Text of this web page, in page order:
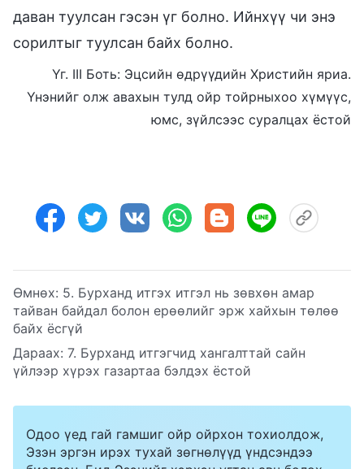
даван туулсан гэсэн үг болно. Ийнхүү чи энэ
сорилтыг туулсан байх болно.
Үг. III Боть: Эцсийн өдрүүдийн Христийн яриа.
Үнэнийг олж авахын тулд ойр тойрныхоо хүмүүс,
юмс, зүйлсээс суралцах ёстой
Өмнөх: 5. Бурханд итгэх итгэл нь зөвхөн амар
тайван байдал болон ерөөлийг эрж хайхын төлөө
байх ёсгүй
Дараах: 7. Бурханд итгэгчид хангалттай сайн
үйлээр хүрэх газартаа бэлдэх ёстой
Одоо үед гай гамшиг ойр ойрхон тохиолдож,
Эзэн эргэн ирэх тухай зөгнөлүүд үндсэндээ